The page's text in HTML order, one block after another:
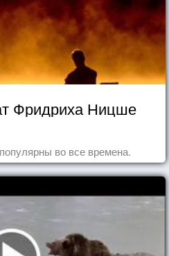
Фридриха Ницше
во все времена.